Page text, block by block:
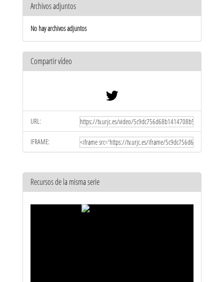
Archivos adjuntos
No hay archivos adjuntos
Compartir vídeo
URL:
IFRAME:
Recursos de la misma serie